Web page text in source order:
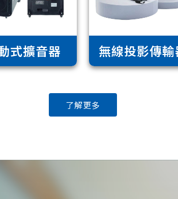
式擴音器 無線投影傳輸
了解更多